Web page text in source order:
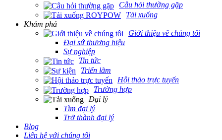
Câu hỏi thường gặp
Tải xuống
Khám phá
Giới thiệu về chúng tôi
Đại sứ thương hiệu
Sự nghiệp
Tin tức
Triển lãm
Hội thảo trực tuyến
Trường hợp
Đại lý
Tìm đại lý
Trở thành đại lý
Blog
Liên hệ với chúng tôi